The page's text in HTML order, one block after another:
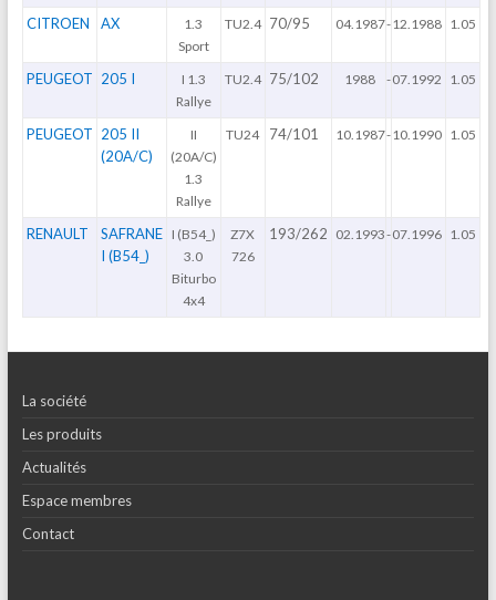
CITROEN AX
1.3
Sport
TU2.4 70/95 04.1987-12.1988 1.05
PEUGEOT 205 I
I 1.3
Rallye
TU2.4 75/102 1988 -07.1992 1.05
PEUGEOT 205 II
(20A/C)
II
(20A/C)
1.3
Rallye
TU24 74/101 10.1987-10.1990 1.05
RENAULT
SAFRANE
I (B54_)
I (B54_)
3.0
Biturbo
4x4
Z7X
726
193/262 02.1993-07.1996 1.05
La société
Les produits
Actualités
Espace membres
Contact